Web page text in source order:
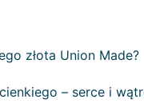
złota Union Made?
– serce i